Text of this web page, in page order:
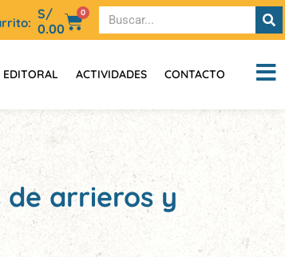
S/
0.00
0
EDITORAL ACTIVIDADES CONTACTO
de arrieros y